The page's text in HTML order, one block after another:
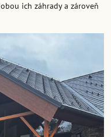
ich záhrady a zároveň